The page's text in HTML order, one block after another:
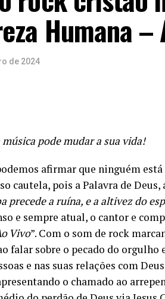
Humana –
de 2024
pode mudar a sua vida!
afirmar que ninguém
cautela, pois a Palavra de Deus,
precede a ruína, e a altivez do
e sempre atual, o cantor e
Vivo”. Com o som de rock
falar sobre o pecado do orgulho
e nas suas relações com
o chamado ao